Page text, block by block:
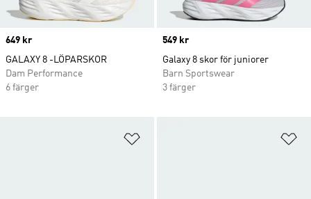
Price
649 kr
GALAXY 8 -LÖPARSKOR
Dam Performance
6 färger
Price
549 kr
Galaxy 8 skor för juniorer
Barn Sportswear
3 färger